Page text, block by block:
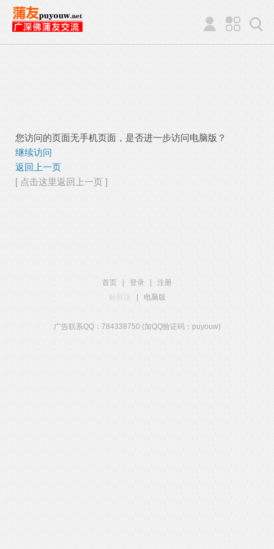
您访问的页面无手机页面，是否进一步访问电脑版？
继续访问
返回上一页
[ 点击这里返回上一页 ]
首页 登录
注册
触屏版
电脑版
广告联系QQ：784338750 (加QQ验证码：puyouw)